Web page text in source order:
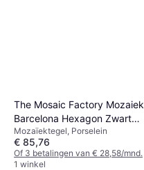
The Mosaic Factory Mozaiek
Barcelona Hexagon Zwart
2.3 x 2.6
Mozaïektegel, Porselein
€ 85,76
Of 3 betalingen van € 28,58/mnd.
1 winkel